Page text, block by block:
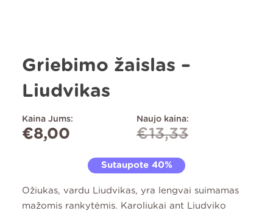
Griebimo žaislas –
Liudvikas
Kaina Jums:
€8,00
Naujo kaina:
€13,33
Sutaupote 40%
Ožiukas, vardu Liudvikas, yra lengvai suimamas
mažomis rankytėmis. Karoliukai ant Liudviko